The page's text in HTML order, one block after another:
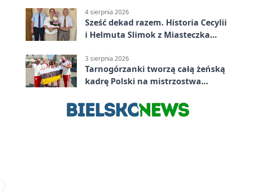
4 sierpnia 2026
Sześć dekad razem. Historia Cecylii
i Helmuta Slimok z Miasteczka
3 sierpnia 2026
Tarnogórzanki tworzą całą żeńską
kadrę Polski na mistrzostwa